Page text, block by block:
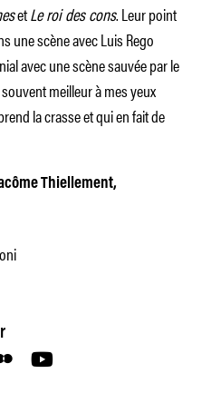
etLe roi des cons. Leur point
une scène avec Luis Rego
avec une scène sauvée par le
meilleur à mes yeux
la crasse et qui en fait de
Thiellement,